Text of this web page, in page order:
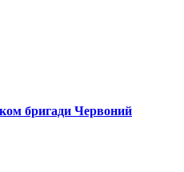
бригади Червоний